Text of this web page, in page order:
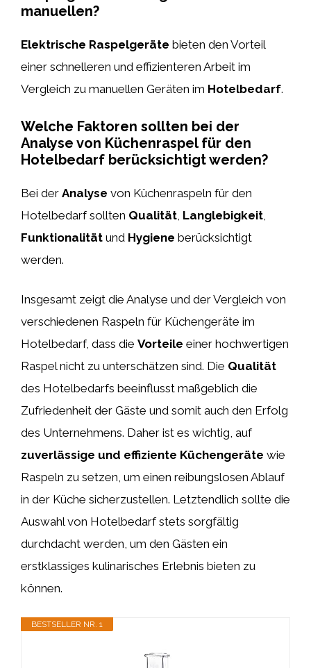
manuellen?
Elektrische Raspelgeräte bieten den Vorteil
einer schnelleren und effizienteren Arbeit im
Vergleich zu manuellen Geräten im Hotelbedarf.
Welche Faktoren sollten bei der
Analyse von Küchenraspel für den
Hotelbedarf berücksichtigt werden?
Bei der Analyse von Küchenraspeln für den
Hotelbedarf sollten Qualität Langlebigkeit
Funktionalität und Hygiene berücksichtigt
werden.
Insgesamt zeigt die Analyse und der Vergleich von
verschiedenen Raspeln für Küchengeräte im
Hotelbedarf, dass die Vorteile einer hochwertigen
Raspel nicht zu unterschätzen sind. Die Qualität
des Hotelbedarfs beeinflusst maßgeblich die
Zufriedenheit der Gäste und somit auch den Erfolg
des Unternehmens. Daher ist es wichtig, auf
zuverlässige und effiziente Küchengeräte wie
Raspeln zu setzen, um einen reibungslosen Ablauf
in der Küche sicherzustellen. Letztendlich sollte die
Auswahl von Hotelbedarf stets sorgfältig
durchdacht werden, um den Gästen ein
erstklassiges kulinarisches Erlebnis bieten zu
können.
BESTSELLER NR. 1